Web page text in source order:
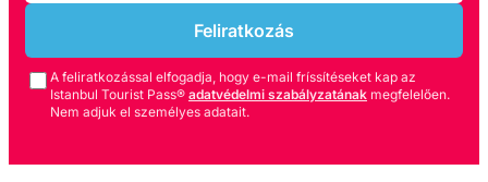
Feliratkozás
A feliratkozással elfogadja, hogy e-mail fríssítéseket kap az
Istanbul Tourist Pass® adatvédelmi szabályzatának megfelelően.
Nem adjuk el személyes adatait.